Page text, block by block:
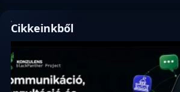
Cikkeinkből